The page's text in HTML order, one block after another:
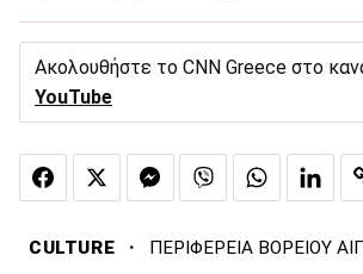
Ακολουθήστε το CNN Greece στο
YouTube
CULTURE · ΠΕΡΙΦΕΡΕΙΑ ΒΟΡΕΙΟΥ